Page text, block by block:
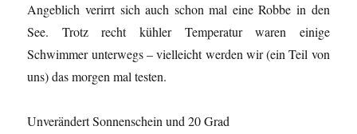
Angeblich verirrt sich auch schon mal eine Robbe in den
See. Trotz recht kühler Temperatur waren einige
Schwimmer unterwegs – vielleicht werden wir (ein Teil von
uns) das morgen mal testen.
Unverändert Sonnenschein und 20 Grad